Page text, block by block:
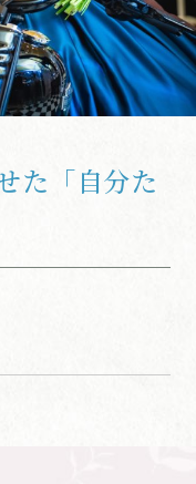
た「自分た